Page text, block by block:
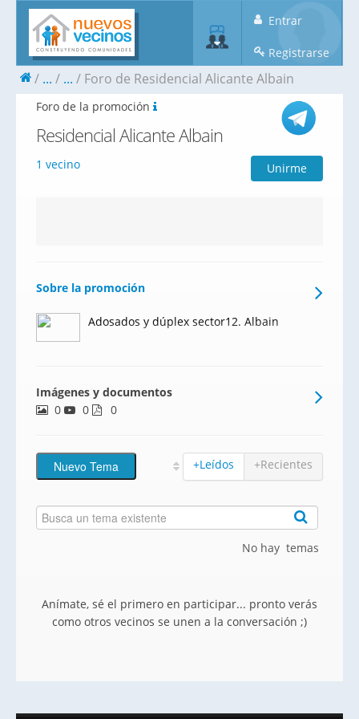
Entrar
Registrarse
... ... Foro de Residencial Alicante Albain
Foro de la promoción
Residencial Alicante Albain
1 vecino Unirme
Sobre la promoción
Adosados y dúplex sector12. Albain
Imágenes y documentos
0
0 0
+Leídos +Recientes
No hay temas
Anímate, sé el primero en participar... pronto verás
como otros vecinos se unen a la conversación ;)